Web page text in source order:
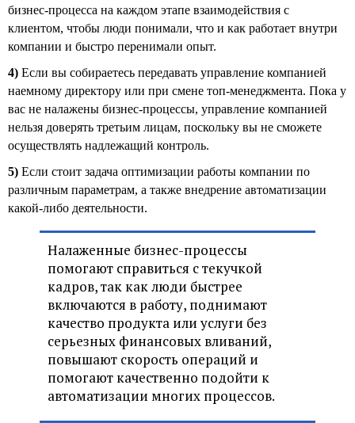
бизнес-процесса на каждом этапе взаимодействия с
клиентом, чтобы люди понимали, что и как работает внутри
компании и быстро перенимали опыт.
4) Если вы собираетесь передавать управление компанией
наемному директору или при смене топ-менеджмента. Пока у
вас не налажены бизнес-процессы, управление компанией
нельзя доверять третьим лицам, поскольку вы не сможете
осуществлять надлежащий контроль.
5) Если стоит задача оптимизации работы компании по
различным параметрам, а также внедрение автоматизации
какой-либо деятельности.
Налаженные бизнес-процессы
помогают справиться с текучкой
кадров, так как люди быстрее
включаются в работу, поднимают
качество продукта или услуги без
серьезных финансовых вливаний,
повышают скорость операций и
помогают качественно подойти к
автоматизации многих процессов.